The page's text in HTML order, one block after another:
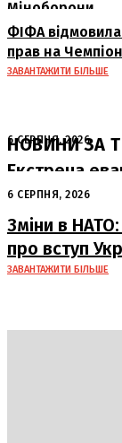
Міноборони
ФІФА
прав на
ЗАВАНТАЖИТИ БІЛЬШЕ
НОВИНИ ЗА
6 СЕРПНЯ, 2026
Екстрена
6 СЕРПНЯ, 2026
Зміни в
про вступ
ЗАВАНТАЖИТИ БІЛЬШЕ